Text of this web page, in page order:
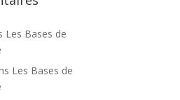
Les Bases de
Les Bases de